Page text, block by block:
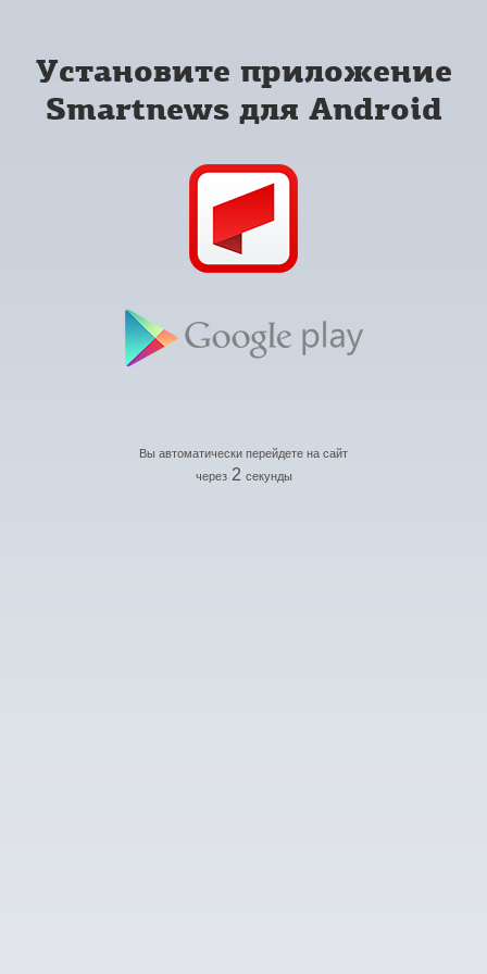
Установите приложение
Smartnews для Android
Вы автоматически перейдете на сайт
через 2 секунды